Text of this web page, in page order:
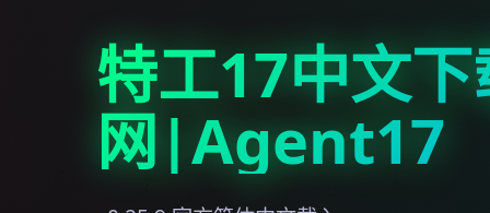
特工17中文
网|Agent17